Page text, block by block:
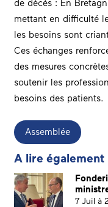
de décès : En
mettant en difficulté
les besoins sont
Ces échanges
des mesures
soutenir les
besoins des patients.
Assemblée
A lire également
7 Juil à